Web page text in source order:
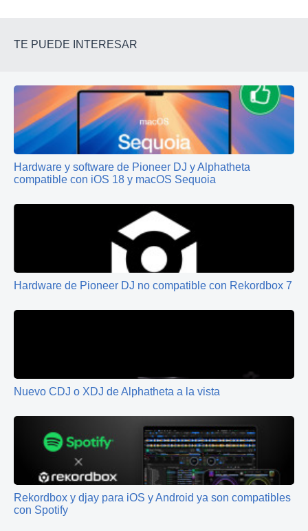
TE PUEDE INTERESAR
Hardware y software de Pioneer DJ y Alphatheta
compatible con iOS 18 y macOS Sequoia
Hardware de Pioneer DJ no compatible con Rekordbox 7
Nuevo CDJ o XDJ de Alphatheta a la vista
Rekordbox y djay para iOS y Android ya son compatibles
con Spotify